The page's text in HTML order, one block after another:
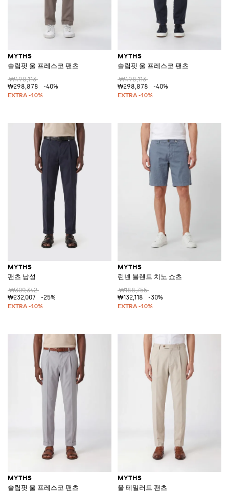
MYTHS
슬림핏 울 프레스코 팬츠
₩498,113
₩298,878
-40%
MYTHS
슬림핏 울 프레스코 팬츠
₩498,113
₩298,878
-40%
MYTHS
팬츠 남성
₩309,342
₩232,007
-25%
MYTHS
린넨 블렌드 치노 쇼츠
₩188,755
₩132,118
-30%
MYTHS
슬림핏 울 프레스코 팬츠
MYTHS
울 테일러드 팬츠